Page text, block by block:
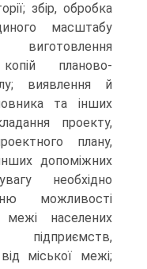
збір, обробка
масштабу
виготовлення
планово-
виявлення й
та інших
проекту,
плану,
допоміжних
необхідно
можливості
населених
підприємств,
міської межі;